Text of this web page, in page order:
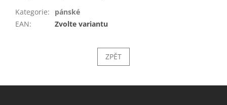
Kategorie:
pánské
EAN: Zvolte variantu
ZPĚT